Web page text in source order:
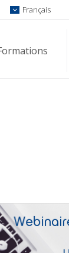
Français